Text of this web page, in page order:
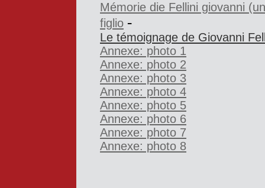
Mémorie die Fellini giovanni
figlio -
Le témoignage de Giovanni
Annexe: photo 1
Annexe: photo 2
Annexe: photo 3
Annexe: photo 4
Annexe: photo 5
Annexe: photo 6
Annexe: photo 7
Annexe: photo 8